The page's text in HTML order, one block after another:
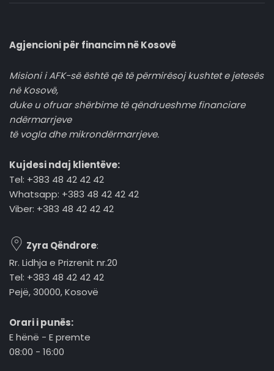
Agjencioni për financim në Kosovë
Misioni i AFK-së është që të përmirësoj kushtet e jetesës
në Kosovë,
duke u ofruar shërbime të qëndrueshme financiare
ndërmarrjeve
të vogla dhe mikrondërmarrjeve.
Kujdesi ndaj klientëve:
Tel: +383 48 42 42 42
Whatsapp: +383 48 42 42 42
Viber: +383 48 42 42 42
Zyra Qëndrore:
Rr. Lidhja e Prizrenit nr.20
Tel: +383 48 42 42 42
Pejë, 30000, Kosovë
Orari i punës:
E hënë - E premte
08:00 - 16:00